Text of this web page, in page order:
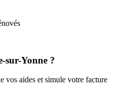
sur-Yonne ?
vos aides et simule votre facture